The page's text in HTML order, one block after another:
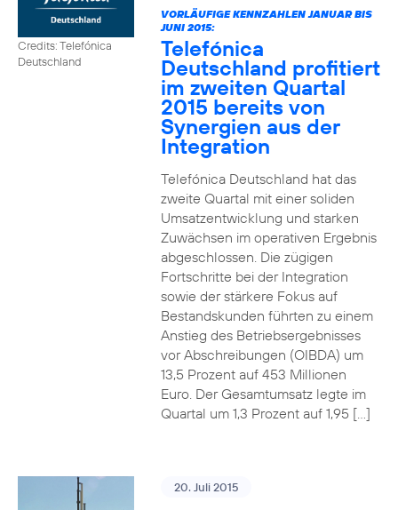
Credits: Telefónica
Deutschland
VORLÄUFIGE KENNZAHLEN JANUAR BIS
JUNI 2015:
Telefónica
Deutschland profitiert
im zweiten Quartal
2015 bereits von
Synergien aus der
Integration
Telefónica Deutschland hat das
zweite Quartal mit einer soliden
Umsatzentwicklung und starken
Zuwächsen im operativen Ergebnis
abgeschlossen. Die zügigen
Fortschritte bei der Integration
sowie der stärkere Fokus auf
Bestandskunden führten zu einem
Anstieg des Betriebsergebnisses
vor Abschreibungen (OIBDA) um
13,5 Prozent auf 453 Millionen
Euro. Der Gesamtumsatz legte im
Quartal um 1,3 Prozent auf 1,95 […]
20. Juli 2015